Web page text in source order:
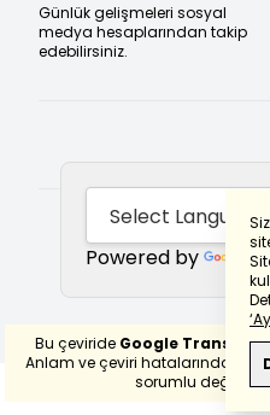
Günlük gelişmeleri sosyal
medya hesaplarından takip
edebilirsiniz.
Powered by
Bu çeviride Google Translete
Anlam ve çeviri hatalarından
sorumlu değildir.